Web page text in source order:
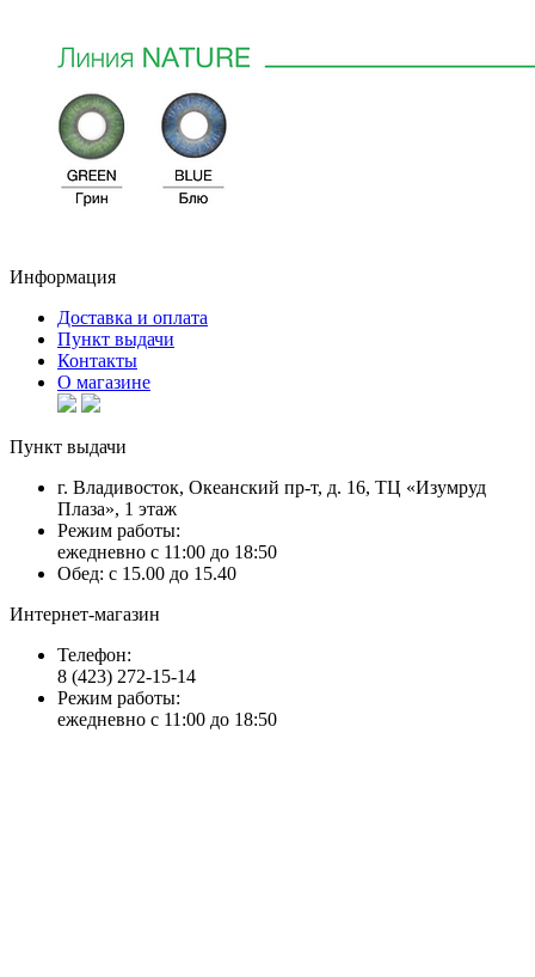
Информация
Доставка и оплата
Пункт выдачи
Контакты
О магазине
Пункт выдачи
г. Владивосток, Океанский пр-т, д. 16, ТЦ «Изумруд
Плаза», 1 этаж
Режим работы:
ежедневно с 11:00 до 18:50
Обед: с 15.00 до 15.40
Интернет-магазин
Телефон:
8 (423) 272-15-14
Режим работы:
ежедневно с 11:00 до 18:50